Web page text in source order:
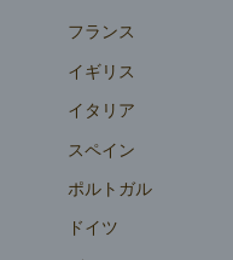
フランス
イギリス
イタリア
スペイン
ポルトガル
ドイツ